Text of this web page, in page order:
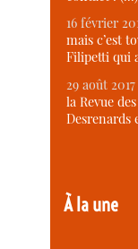
16 février
mais c’est
Filipetti qui
29 août
la Revue
Desrenards
À la une